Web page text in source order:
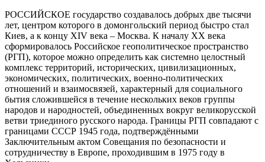
РОССИЙСКОЕ государство создавалось добрых две тысячи
лет, центром которого в домонгольский период быстро стал
Киев, а к концу XIV века – Москва. К началу ХХ века
сформировалось Российское геополитическое пространство
(РГП), которое можно определить как системно целостный
комплекс территорий, исторических, цивилизационных,
экономических, политических, военно-политических
отношений и взаимосвязей, характерный для социального
бытия сложившейся в течение нескольких веков группы
народов и народностей, объединенных вокруг великорусской
ветви триединого русского народа. Границы РГП совпадают с
границами СССР 1945 года, подтверждёнными
Заключительным актом Совещания по безопасности и
сотрудничеству в Европе, проходившим в 1975 году в